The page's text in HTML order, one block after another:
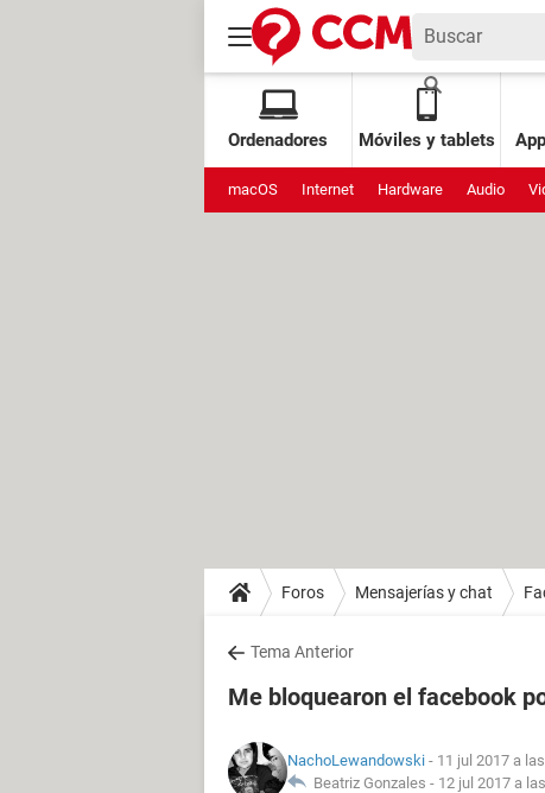
Ordenadores Móviles y tablets
macOS Internet Hardware Audio
Foros Mensajerías y chat
Tema Anterior
Me bloquearon el facebook
NachoLewandowski - 11 jul 2017 a
Beatriz Gonzales - 12 jul 2017 a